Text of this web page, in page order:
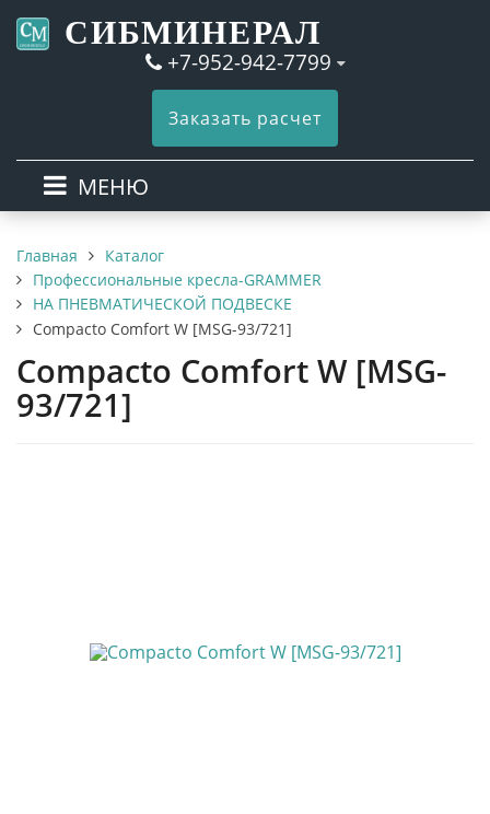
СИБМИНЕРАЛ
+7-952-942-7799
Заказать расчет
МЕНЮ
Главная
Каталог
Профессиональные кресла-GRAMMER
НА ПНЕВМАТИЧЕСКОЙ ПОДВЕСКЕ
Compacto Comfort W [MSG-93/721]
Compacto Comfort W [MSG-
93/721]